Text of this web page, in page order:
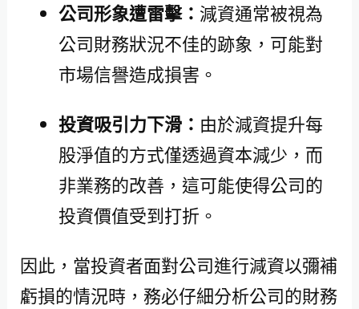
公司形象遭雷擊： 減資通常被視為
公司財務狀況不佳的跡象，可能對
市場信譽造成損害。
投資吸引力下滑： 由於減資提升每
股淨值的方式僅透過資本減少，而
非業務的改善，這可能使得公司的
投資價值受到打折。
因此，當投資者面對公司進行減資以彌補
虧損的情況時，務必仔細分析公司的財務